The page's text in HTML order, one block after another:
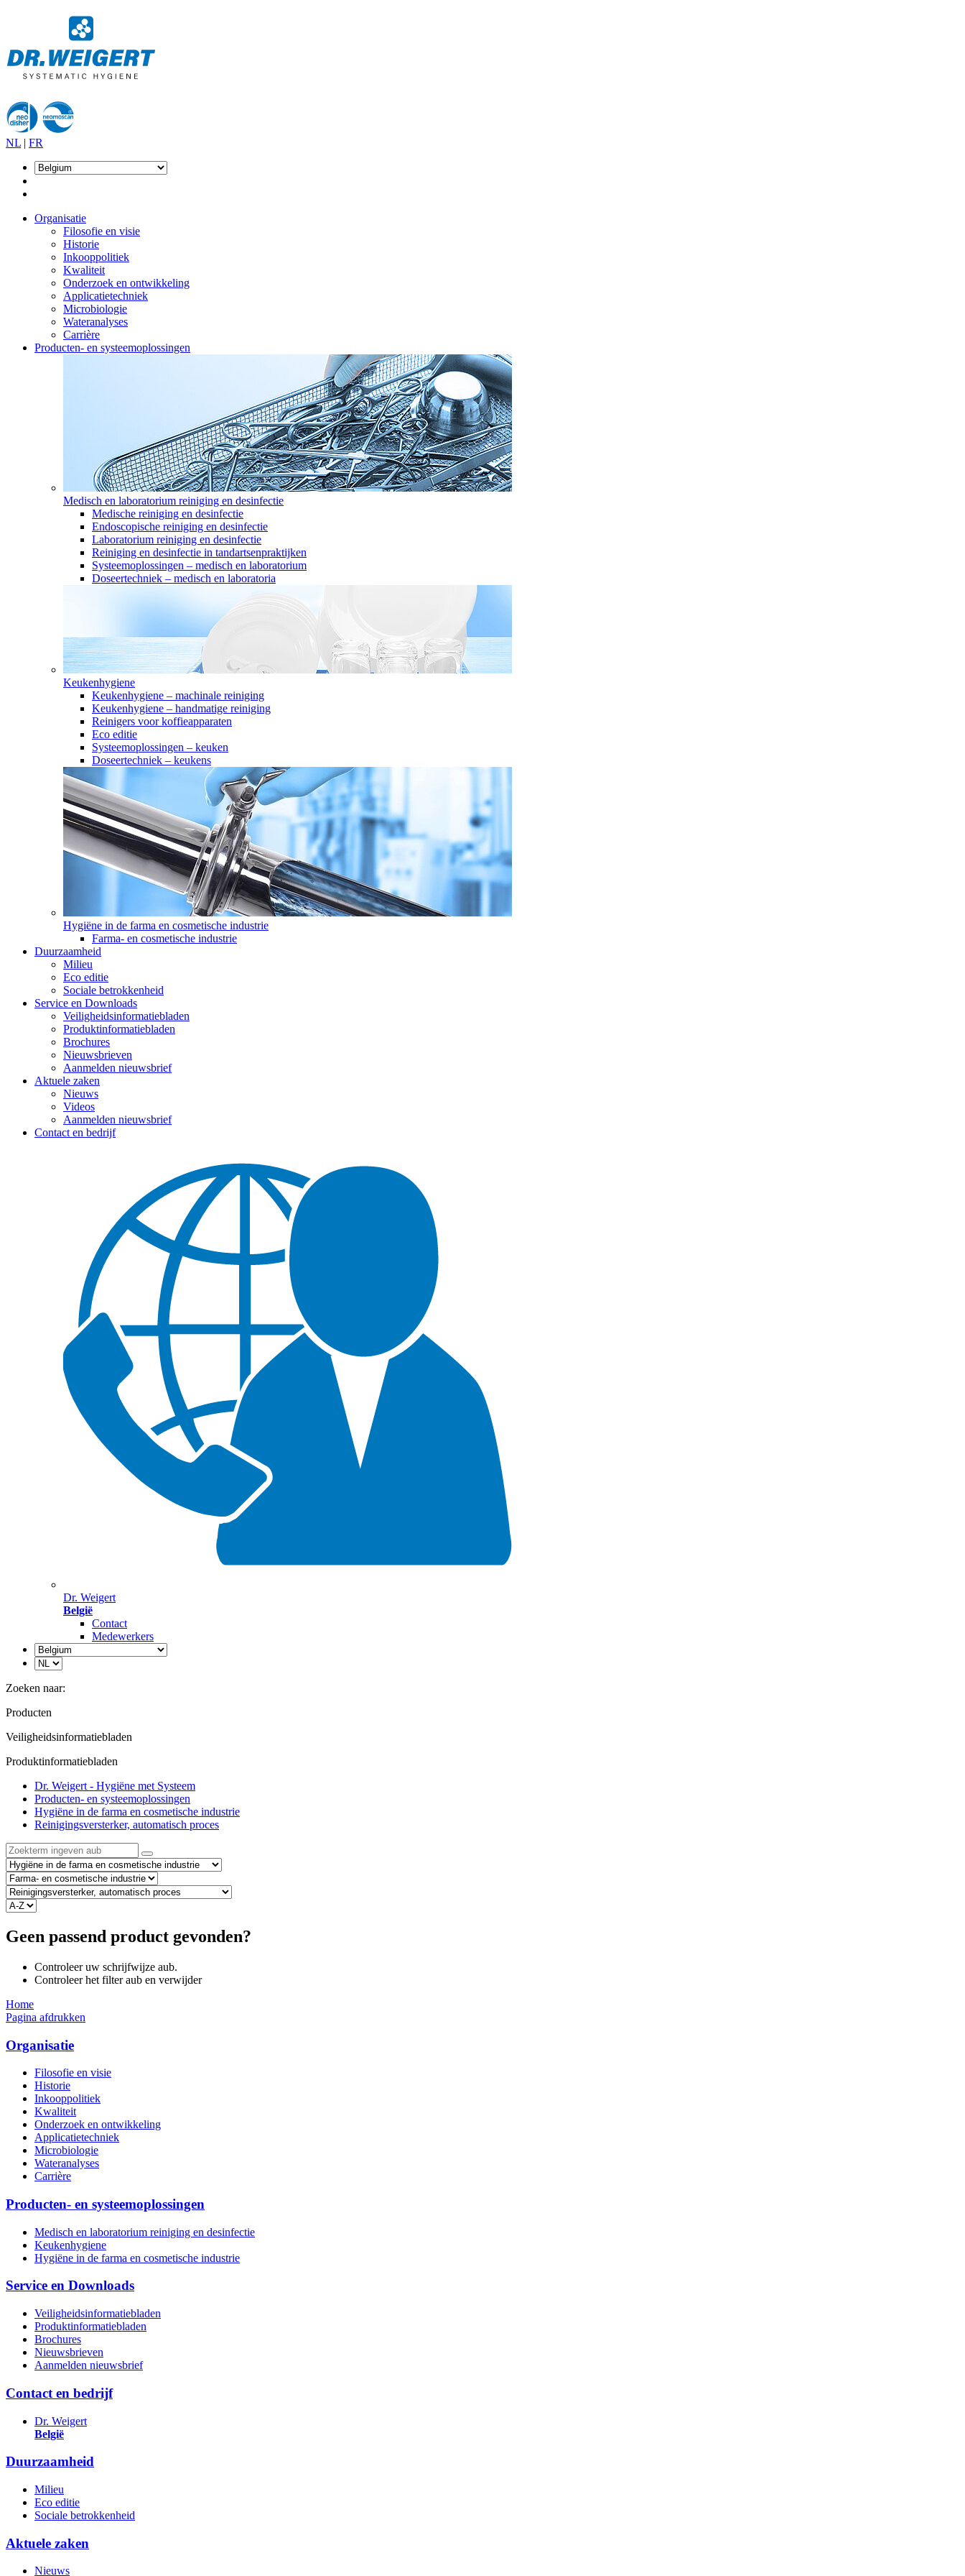
NL | FR
Organisatie
Filosofie en visie
Historie
Inkooppolitiek
Kwaliteit
Onderzoek en ontwikkeling
Applicatietechniek
Microbiologie
Wateranalyses
Carrière
Producten- en systeemoplossingen
Medisch en laboratorium reiniging en desinfectie
Medische reiniging en desinfectie
Endoscopische reiniging en desinfectie
Laboratorium reiniging en desinfectie
Reiniging en desinfectie in tandartsenpraktijken
Systeemoplossingen – medisch en laboratorium
Doseertechniek – medisch en laboratoria
Keukenhygiene
Keukenhygiene – machinale reiniging
Keukenhygiene – handmatige reiniging
Reinigers voor koffieapparaten
Eco editie
Systeemoplossingen – keuken
Doseertechniek – keukens
Hygiëne in de farma en cosmetische industrie
Farma- en cosmetische industrie
Duurzaamheid
Milieu
Eco editie
Sociale betrokkenheid
Service en Downloads
Veiligheidsinformatiebladen
Produktinformatiebladen
Brochures
Nieuwsbrieven
Aanmelden nieuwsbrief
Aktuele zaken
Nieuws
Videos
Aanmelden nieuwsbrief
Contact en bedrijf
Dr. Weigert
België
Contact
Medewerkers
Zoeken naar:
Producten
Veiligheidsinformatiebladen
Produktinformatiebladen
Dr. Weigert - Hygiëne met Systeem
Producten- en systeemoplossingen
Hygiëne in de farma en cosmetische industrie
Reinigingsversterker, automatisch proces
Geen passend product gevonden?
Controleer uw schrijfwijze aub.
Controleer het filter aub en verwijder
Home
Pagina afdrukken
Organisatie
Filosofie en visie
Historie
Inkooppolitiek
Kwaliteit
Onderzoek en ontwikkeling
Applicatietechniek
Microbiologie
Wateranalyses
Carrière
Producten- en systeemoplossingen
Medisch en laboratorium reiniging en desinfectie
Keukenhygiene
Hygiëne in de farma en cosmetische industrie
Service en Downloads
Veiligheidsinformatiebladen
Produktinformatiebladen
Brochures
Nieuwsbrieven
Aanmelden nieuwsbrief
Contact en bedrijf
Dr. Weigert
België
Duurzaamheid
Milieu
Eco editie
Sociale betrokkenheid
Aktuele zaken
Nieuws